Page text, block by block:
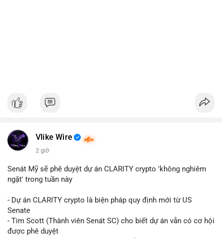
Vlike Wire
2 giờ
Senát Mỹ sẽ phê duyệt dự án CLARITY crypto 'không nghiêm
ngặt' trong tuần này
- Dự án CLARITY crypto là biện pháp quy định mới từ US
Senate
- Tim Scott (Thành viên Senát SC) cho biết dự án vẫn có cơ hội
được phê duyệt